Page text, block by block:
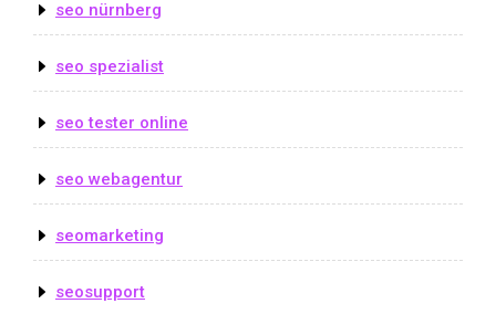
seo nürnberg
seo spezialist
seo tester online
seo webagentur
seomarketing
seosupport